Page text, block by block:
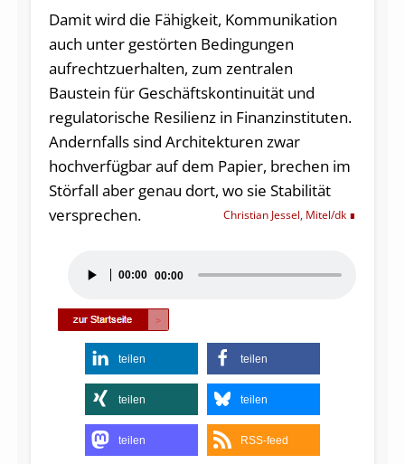
Damit wird die Fähigkeit, Kommunikation
auch unter gestörten Bedingungen
aufrechtzuerhalten, zum zentralen
Baustein für Geschäftskontinuität und
regulatorische Resilienz in Finanzinstituten.
Andernfalls sind Architekturen zwar
hochverfügbar auf dem Papier, brechen im
Störfall aber genau dort, wo sie Stabilität
versprechen.
Christian Jessel, Mitel/dk
Player
00:00 00:00
teilen teilen
teilen teilen
teilen RSS-feed